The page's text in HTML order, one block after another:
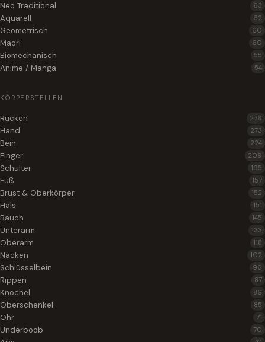
Neo Traditional 63
Aquarell 62
Geometrisch 60
Maori 60
Biomechanisch 55
Anime / Manga 54
KÖRPERSTELLEN
Rücken 276
Hand 273
Bein 224
Finger 209
Schulter 195
Fuß 157
Brust & Oberkörper 152
Hals 151
Bauch 145
Unterarm 133
Oberarm 118
Nacken 102
Schlüsselbein 96
Rippen 87
Knöchel 86
Oberschenkel 85
Ohr 71
Underboob 70